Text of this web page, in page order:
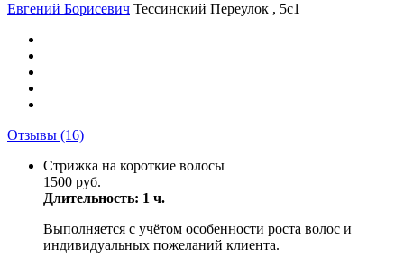
Евгений Борисевич Тессинский Переулок , 5с1
Отзывы (16)
Стрижка на короткие волосы
1500 руб.
Длительность: 1 ч.
Выполняется с учётом особенности роста волос и
индивидуальных пожеланий клиента.